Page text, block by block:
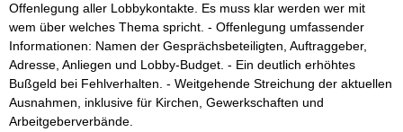
Offenlegung aller Lobbykontakte. Es muss klar werden wer mit
wem über welches Thema spricht. - Offenlegung umfassender
Informationen: Namen der Gesprächsbeteiligten, Auftraggeber,
Adresse, Anliegen und Lobby-Budget. - Ein deutlich erhöhtes
Bußgeld bei Fehlverhalten. - Weitgehende Streichung der aktuellen
Ausnahmen, inklusive für Kirchen, Gewerkschaften und
Arbeitgeberverbände.